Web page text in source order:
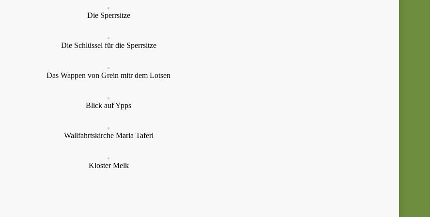
Die Sperrsitze
Die Schlüssel für die Sperrsitze
Das Wappen von Grein mitr dem Lotsen
Blick auf Ypps
Wallfahrtskirche Maria Taferl
Kloster Melk